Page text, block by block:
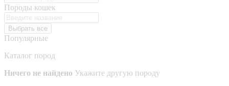
Породы кошек
Выбрать все
Популярные
Каталог пород
Ничего не найдено Укажите другую породу